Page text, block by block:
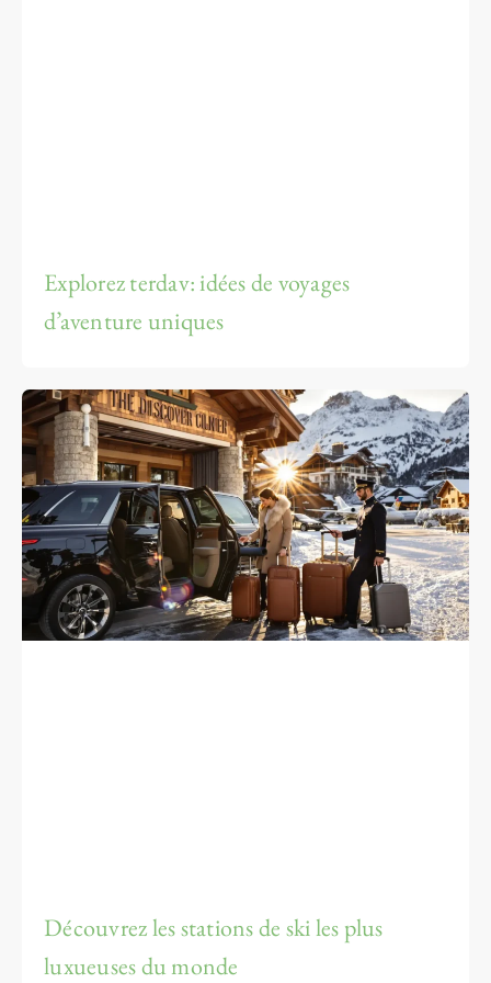
Explorez terdav: idées de voyages
d’aventure uniques
Découvrez les stations de ski les plus
luxueuses du monde